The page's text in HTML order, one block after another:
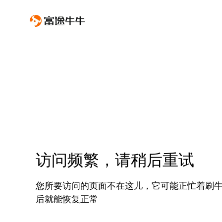
访问频繁，请稍后重试
您所要访问的页面不在这儿，它可能正忙着刷
后就能恢复正常